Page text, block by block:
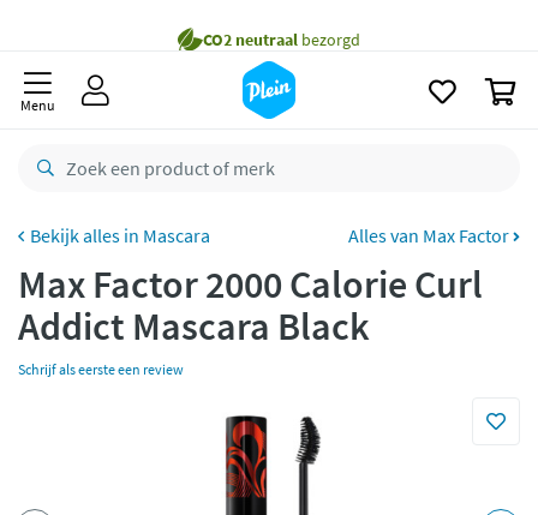
besteld,
Gratisretourneren
Betaal met Klarna
Menu
Mascara Alles van Max Factor
Max Factor 2000 Calorie Curl
Addict Mascara Black
Schrijf als eerste een review